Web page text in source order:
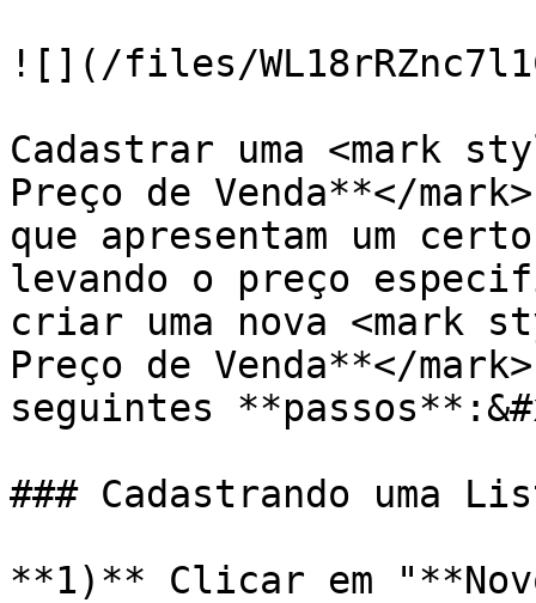
![](/files/
Cadastrar uma <mark
Preço de Venda**</
que apresentam um
levando o preço
criar uma nova <mark
Preço de Venda**</
seguintes
### Cadastrando uma
**1)** Clicar em